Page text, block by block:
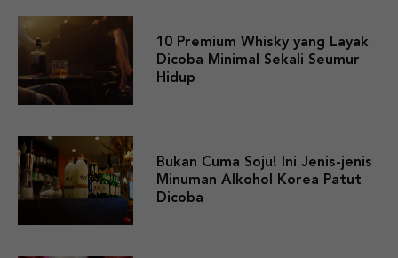
10 Premium Whisky yang Layak
Dicoba Minimal Sekali Seumur
Hidup
Bukan Cuma Soju! Ini Jenis-jenis
Minuman Alkohol Korea Patut
Dicoba